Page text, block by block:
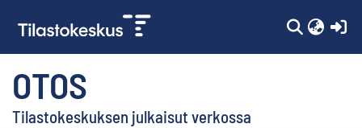
OTOS
Tilastokeskuksen julkaisut verkossa